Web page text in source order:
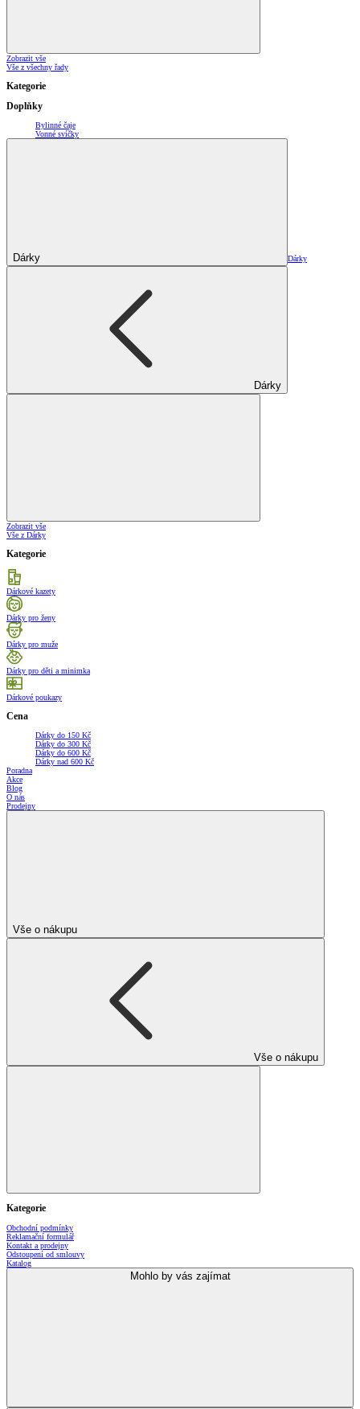
Zobrazit vše
Vše z všechny řady
Kategorie
Doplňky
Bylinné čaje
Vonné svíčky
Dárky Dárky
Dárky
Zobrazit vše
Vše z Dárky
Kategorie
Dárkové kazety
Dárky pro ženy
Dárky pro muže
Dárky pro děti a minimka
Dárkové poukazy
Cena
Dárky do 150 Kč
Dárky do 300 Kč
Dárky do 600 Kč
Dárky nad 600 Kč
Poradna
Akce
Blog
O nás
Prodejny
Vše o nákupu
Vše o nákupu
Kategorie
Obchodní podmínky
Reklamační formulář
Kontakt a prodejny
Odstoupení od smlouvy
Katalog
Mohlo by vás zajímat